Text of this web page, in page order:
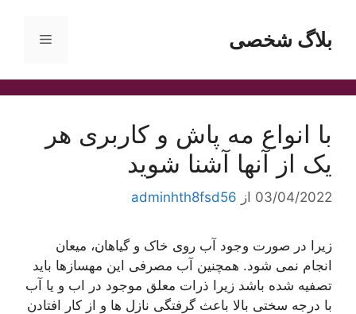
محتوابلاگ شخصی فهرست
با انواع مه پاش و کاربری هر
یک از آنها آشنا شوید
03/04/2022 از adminhth8fsd56
زیرا در صورت وجود آب روی خاک و گیاهان، میعان
انجام نمی شود. همچنین آب مصرفی این مهسازها باید
تصفیه شده باشد زیرا ذرات معلق موجود در اب و یا آب
با درجه سختی بالا باعث گرفتگی نازل ها و از کار افتادن